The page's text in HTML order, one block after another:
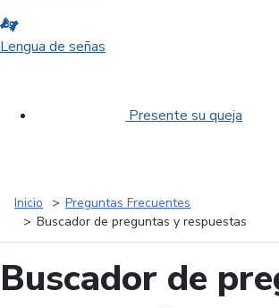
Lengua de señas
Presente su queja
Inicio
Preguntas Frecuentes
Buscador de preguntas y respuestas
Buscador de